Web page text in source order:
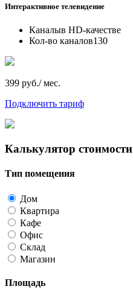
Интерактивное телевидение
Каналыв HD-качестве
Кол-во каналов130
399 руб./ мес.
Подключить тариф
Калькулятор стоимости
Тип помещения
Дом
Квартира
Кафе
Офис
Склад
Магазин
Площадь